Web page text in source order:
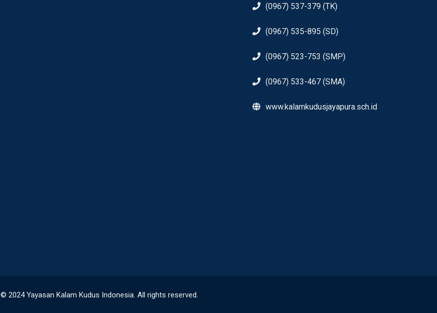
(0967) 537-379 (TK)
(0967) 535-895 (SD)
(0967) 523-753 (SMP)
(0967) 533-467 (SMA)
www.kalamkudusjayapura.sch.id
© 2024 Yayasan Kalam Kudus Indonesia. All rights reserved.